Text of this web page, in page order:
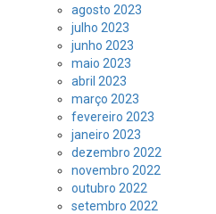
agosto 2023
julho 2023
junho 2023
maio 2023
abril 2023
março 2023
fevereiro 2023
janeiro 2023
dezembro 2022
novembro 2022
outubro 2022
setembro 2022